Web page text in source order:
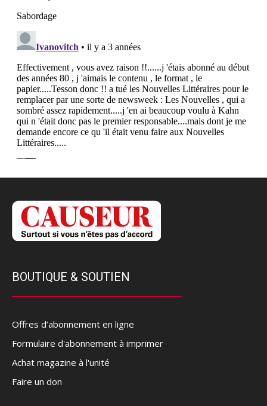
BOUTIQUE & SOUTIEN
Offres d’abonnement en ligne
Formulaire d'abonnement à imprimer
Achat magazine à l'unité
Faire un don